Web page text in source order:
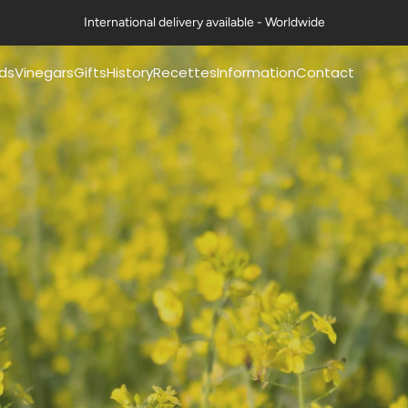
International delivery available - Worldwide
mustards
mustards
mustards
Gourmets®
100g
range
Vinegars
vinegars 50cl
Petits Gourmets®
Vinegars 50cl
All Vinegars
Professional range
Gifts
Coffrets Moutardes
Art de la table & Livres
History
The history of mustard
The history of vinegar
Nos ambitions
Recettes
Nos fiches recettes
Nos recettes en vidéo
Information
FAQs
Exports
Certifications
Contact us
Guides & Conseils
Contact